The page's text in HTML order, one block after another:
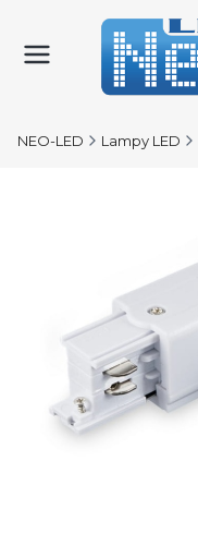
NEO-LED Lampy LED